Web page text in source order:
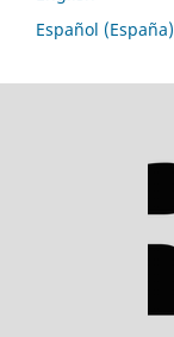
Español (España)